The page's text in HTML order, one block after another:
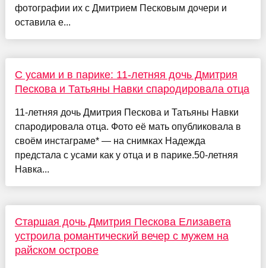
фотографии их с Дмитрием Песковым дочери и
оставила е...
С усами и в парике: 11-летняя дочь Дмитрия
Пескова и Татьяны Навки спародировала отца
11-летняя дочь Дмитрия Пескова и Татьяны Навки
спародировала отца. Фото её мать опубликовала в
своём инстаграме* — на снимках Надежда
предстала с усами как у отца и в парике.50-летняя
Навка...
Старшая дочь Дмитрия Пескова Елизавета
устроила романтический вечер с мужем на
райском острове